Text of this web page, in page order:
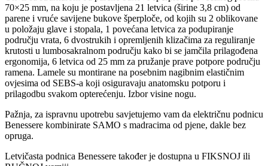
70×25 mm, na koju je postavljena 21 letvica (širine 3,8 cm) od
parene i vruće savijene bukove šperploče, od kojih su 2 oblikovane
u položaju glave i stopala, 1 povećana letvica za podupiranje
području vrata, 6 dvostrukih i opremljenih klizačima za reguliranje
krutosti u lumbosakralnom području kako bi se jamčila prilagođena
ergonomija, 6 letvica od 25 mm za pružanje prave potpore području
ramena. Lamele su montirane na posebnim nagibnim elastičnim
ovjesima od SEBS-a koji osiguravaju anatomsku potporu i
prilagodbu svakom opterećenju. Izbor visine nogu.
Pažnja, za ispravnu upotrebu savjetujemo vam da električnu podnicu
Benessere kombinirate SAMO s madracima od pjene, dakle bez
opruga.
Letvičasta podnica Benessere također je dostupna u FIKSNOJ ili